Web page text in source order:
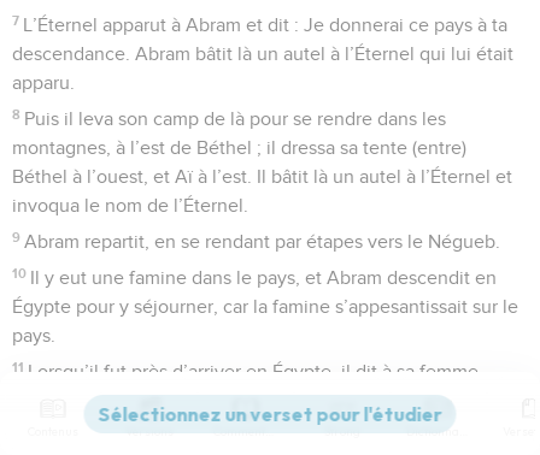
7 L’Éternel apparut à Abram et dit : Je donnerai ce pays à ta
descendance. Abram bâtit là un autel à l’Éternel qui lui était
apparu.
8 Puis il leva son camp de là pour se rendre dans les
montagnes, à l’est de Béthel ; il dressa sa tente (entre)
Béthel à l’ouest, et Aï à l’est. Il bâtit là un autel à l’Éternel et
invoqua le nom de l’Éternel.
9 Abram repartit, en se rendant par étapes vers le Négueb.
10 Il y eut une famine dans le pays, et Abram descendit en
Égypte pour y séjourner, car la famine s’appesantissait sur le
pays.
11 Lorsqu’il fut près d’arriver en Égypte, il dit à sa femme
Saraï : Voyons donc, je sais que tu es une belle femme.
Aussi, quand les Égyptiens te verront, ils diront : C’est sa
Versions Commentaires Strong